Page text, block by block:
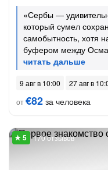
«Сербы —
который сумел
самобытность, хотя
буфером между
9 авг в 10:00
27 авг в
от€82 за человека
170 отзывов